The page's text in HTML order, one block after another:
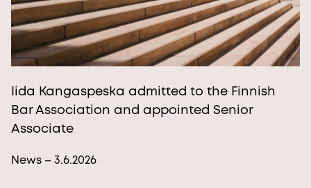
Iida Kangaspeska admitted to the Finnish
Bar Association and appointed Senior
Associate
News – 3.6.2026